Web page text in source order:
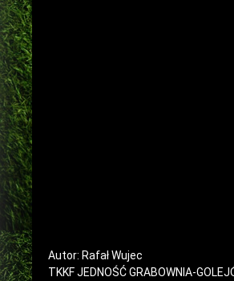
Autor: Rafał Wujec
TKKF JEDNOŚĆ GRABOWNIA-